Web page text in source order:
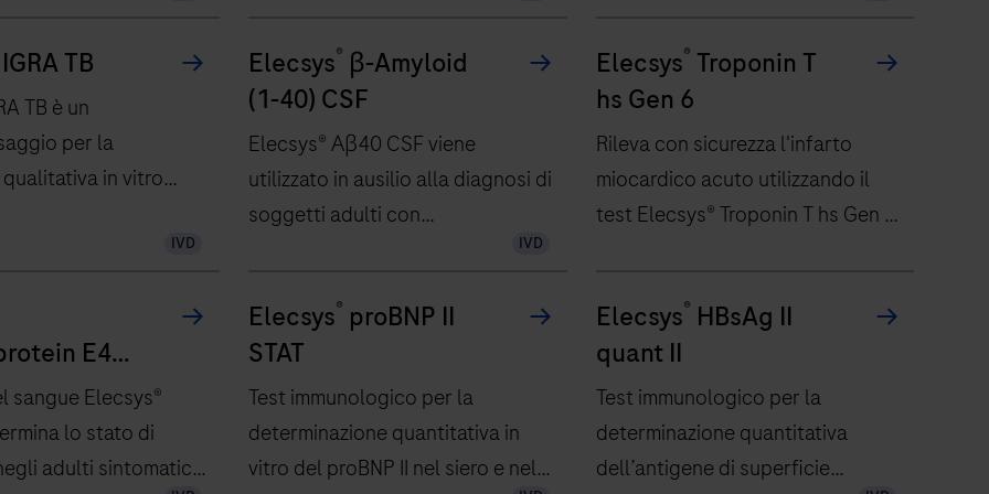
IGRA TB
TB è un
per la
in vitro
cellule T all'infezione
Elecsys® β-Amyloid
(1-40) CSF
Elecsys® Αβ40 CSF viene
utilizzato in ausilio alla diagnosi di
soggetti adulti con
Alzheimer (AD) e altre cause di
compromissione cognitiva.
Elecsys® Troponin T
hs Gen 6
Rileva con sicurezza l'infarto
miocardico acuto utilizzando il
test Elecsys® Troponin T hs Gen 6
IVD
E4
sangue Elecsys®
lo stato di
adulti sintomatici,
IVD
Elecsys® proBNP II
STAT
Test immunologico per la
determinazione quantitativa in
vitro del proBNP II nel siero e nel
Elecsys® HBsAg II
quant II
Test immunologico per la
determinazione quantitativa
dell’antigene di superficie